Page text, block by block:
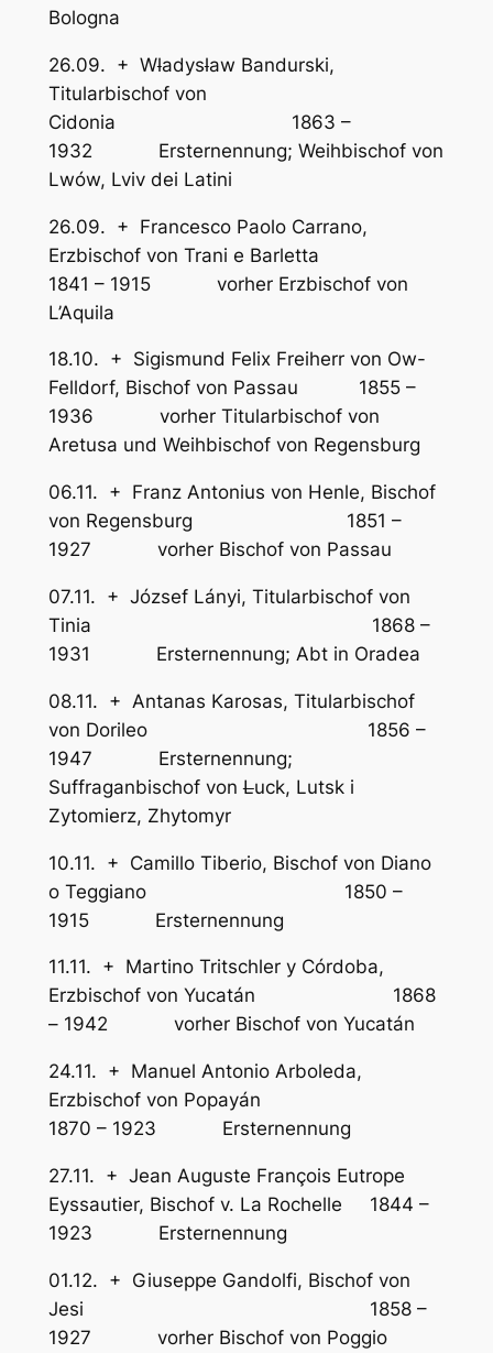
Bologna
26.09. + Wladyslaw Bandurski,
Titularbischof von
Cidonia 1863 –
1932 Ersternennung; Weihbischof von
Lwów, Lviv dei Latini
26.09. + Francesco Paolo Carrano,
Erzbischof von Trani e Barletta
1841 – 1915 vorher Erzbischof von
L’Aquila
18.10. + Sigismund Felix Freiherr von Ow-
Felldorf, Bischof von Passau 1855 –
1936 vorher Titularbischof von
Aretusa und Weihbischof von Regensburg
06.11. + Franz Antonius von Henle, Bischof
von Regensburg 1851 –
1927 vorher Bischof von Passau
07.11. + József Lányi, Titularbischof von
Tinia 1868 –
1931 Ersternennung; Abt in Oradea
08.11. + Antanas Karosas, Titularbischof
von Dorileo 1856 –
1947 Ersternennung;
Suffraganbischof vonLuck, Lutsk i
Zytomierz, Zhytomyr
10.11. + Camillo Tiberio, Bischof von Diano
o Teggiano 1850 –
1915 Ersternennung
11.11. + Martino Tritschler y Córdoba,
Erzbischof von Yucatán 1868
– 1942 vorher Bischof von Yucatán
24.11. + Manuel Antonio Arboleda,
Erzbischof von Popayán
1870 – 1923 Ersternennung
27.11. + Jean Auguste François Eutrope
Eyssautier, Bischof v. La Rochelle 1844 –
1923 Ersternennung
01.12. + Giuseppe Gandolfi, Bischof von
Jesi 1858 –
1927 vorher Bischof von Poggio